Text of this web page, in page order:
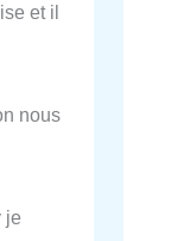
et il
nous
je